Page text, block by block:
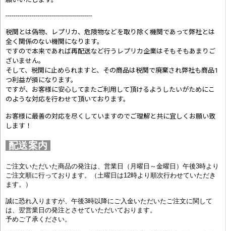
-------------------------------------------
税関とは偽物、レプリカ、危険物などを取り除く機関であって弊社とは
全く関係のない機関になります。
ですので本来であれば再配送など行うレプリカ企業はそもそもあまりご
ざいません。
そして、税関に止められますと、その商品は税関で廃棄され弊社も商品1
つ利益が損になります。
ですが、お客様に安心してまたご利用して頂けるようしたいがためにこ
のような対応を行わせて頂いております。
お客様に最善の対応を尽くしていますのでご理解と共に宜しくお願い致
します！
配送案内
ご注文いただいた商品の発注は、営業日（月曜日～金曜日）午後3時より
ご注文順に行っております。（土曜日は12時より順次行わせていただき
ます。）
誠に恐れ入りますが、午後3時以降にご入金いただいたご注文に関して
は、翌営業日の発注とさせていただいております。
予めご了承ください。